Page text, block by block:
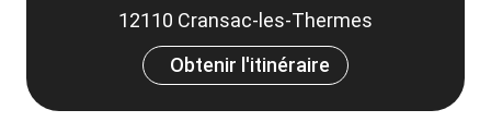
12110 Cransac-les-Thermes
Obtenir l'itinéraire